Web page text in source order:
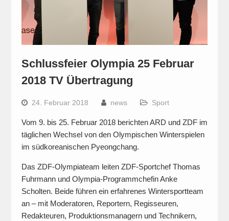
Schlussfeier Olympia 25 Februar
2018 TV Übertragung
24. Februar 2018 news Sport
Vom 9. bis 25. Februar 2018 berichten ARD und ZDF im
täglichen Wechsel von den Olympischen Winterspielen
im südkoreanischen Pyeongchang.
Das ZDF-Olympiateam leiten ZDF-Sportchef Thomas
Fuhrmann und Olympia-Programmchefin Anke
Scholten. Beide führen ein erfahrenes Wintersportteam
an – mit Moderatoren, Reportern, Regisseuren,
Redakteuren, Produktionsmanagern und Technikern,